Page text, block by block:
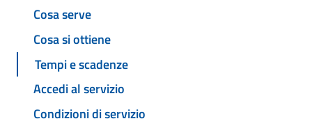
Cosa serve
Cosa si ottiene
Tempi e scadenze
Accedi al servizio
Condizioni di servizio